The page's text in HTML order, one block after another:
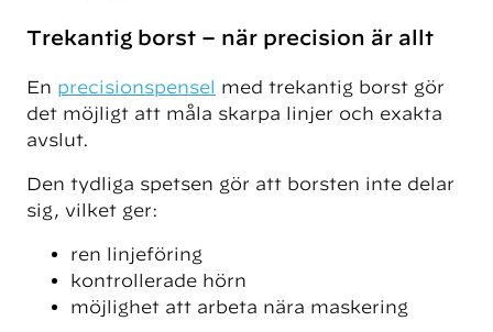
Trekantig borst – när precision är allt
En precisionspensel med trekantig borst gör
det möjligt att måla skarpa linjer och exakta
avslut.
Den tydliga spetsen gör att borsten inte delar
sig, vilket ger:
ren linjeföring
kontrollerade hörn
möjlighet att arbeta nära maskering